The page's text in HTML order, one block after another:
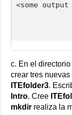
<some
c. En el
crear tres nuevas
ITEfolder3.
Intro. Cree
mkdir realiza la